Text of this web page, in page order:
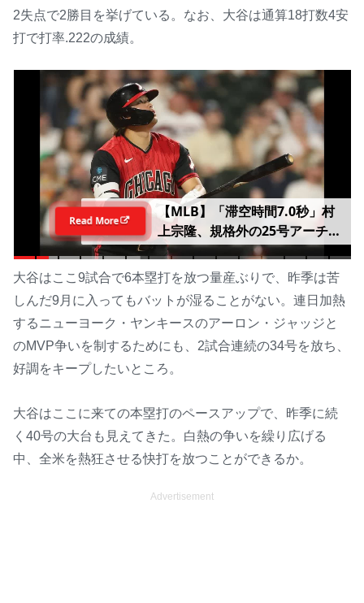
2失点で2勝目を挙げている。なお、大谷は通算18打数4安
打で打率.222の成績。
【MLB】「滞空時間7.0秒」村
上宗隆、規格外の25号アーチ
は“今季わずか5人のみ”計測
「非常に速く、非常に強い本塁
打」 公式データ部門が分析
Read More
大谷はここ9試合で6本塁打を放つ量産ぶりで、昨季は苦
しんだ9月に入ってもバットが湿ることがない。連日加熱
するニューヨーク・ヤンキースのアーロン・ジャッジと
のMVP争いを制するためにも、2試合連続の34号を放ち、
好調をキープしたいところ。
大谷はここに来ての本塁打のペースアップで、昨季に続
く40号の大台も見えてきた。白熱の争いを繰り広げる
中、全米を熱狂させる快打を放つことができるか。
Advertisement